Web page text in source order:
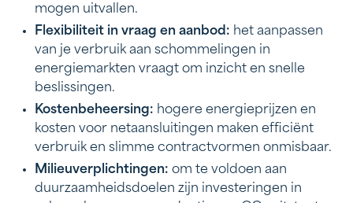
mogen uitvallen.
Flexibiliteit in vraag en aanbod: het aanpassen
van je verbruik aan schommelingen in
energiemarkten vraagt om inzicht en snelle
beslissingen.
Kostenbeheersing: hogere energieprijzen en
kosten voor netaansluitingen maken efficiënt
verbruik en slimme contractvormen onmisbaar.
Milieuverplichtingen: om te voldoen aan
duurzaamheidsdoelen zijn investeringen in